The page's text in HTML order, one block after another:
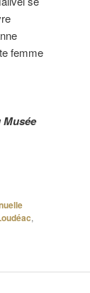
femme
,